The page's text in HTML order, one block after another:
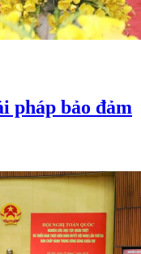
pháp bảo đảm